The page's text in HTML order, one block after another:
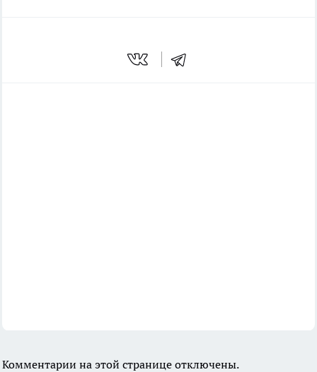
Комментарии на этой странице отключены.